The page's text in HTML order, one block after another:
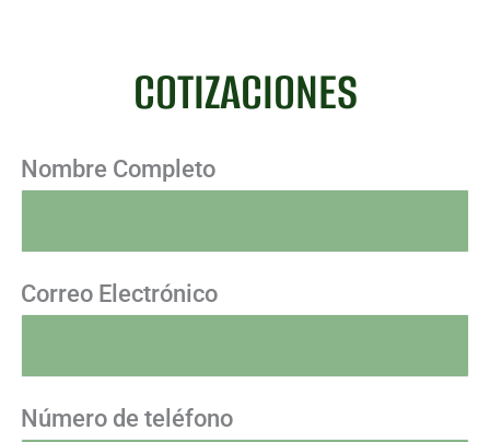
COTIZACIONES
Nombre Completo
Correo Electrónico
Número de teléfono